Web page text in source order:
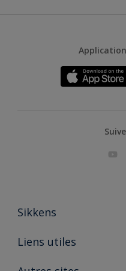
Sikkens
A propos de Sikkens
Liens utiles
Ouvrir un magasin PASS